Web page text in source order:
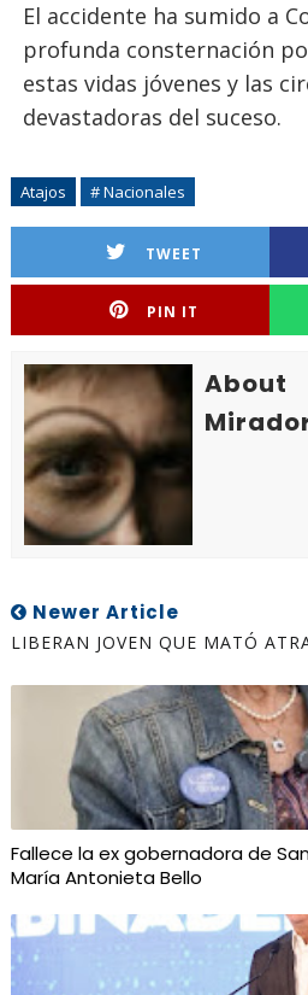
El accidente ha sumido a
profunda consternación
estas vidas jóvenes y las
devastadoras del suceso.
Atajos # Nacionales
TWEET
PIN IT
About
Newer Article
LIBERAN JOVEN QUE MATÓ
Fallece la ex gobernadora de
María Antonieta Bello